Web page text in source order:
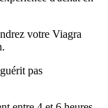
votre Viagra
pas